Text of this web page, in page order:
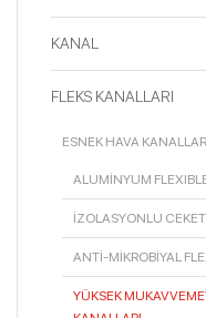
KANAL
FLEKS KANALLARI
ESNEK HAVA
ALUMİNYUM
İZOLASYONLU
ANTİ-MİKROBİYAL
YÜKSEK